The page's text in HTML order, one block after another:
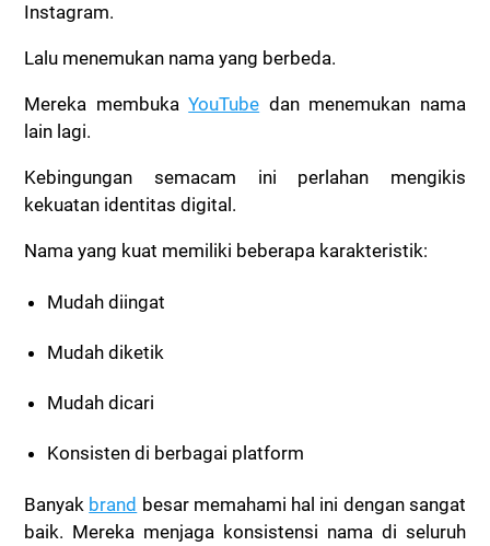
Instagram.
Lalu menemukan nama yang berbeda.
Mereka membukaYouTube dan menemukan nama
lain lagi.
Kebingungan semacam ini perlahan mengikis
kekuatan identitas digital.
Nama yang kuat memiliki beberapa karakteristik:
Mudah diingat
Mudah diketik
Mudah dicari
Konsisten di berbagai platform
Banyak brand besar memahami hal ini dengan sangat
baik. Mereka menjaga konsistensi nama di seluruh